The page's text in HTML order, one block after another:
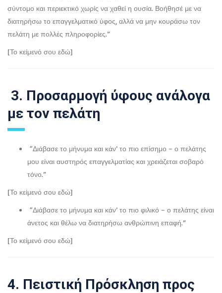
σύντομο και περιεκτικό χωρίς να χαθεί η ουσία. Βοήθησέ με να
διατηρήσω το επαγγελματικό ύφος, αλλά να μην κουράσω τον
πελάτη με πολλές πληροφορίες.”
[Το κείμενό σου εδώ]
3. Προσαρμογή ύφους ανάλογα
με τον πελάτη
“Διάβασε το μήνυμα και κάν’ το πιο επίσημο – ο πελάτης
μου είναι αυστηρός επαγγελματίας και χρειάζεται σοβαρό
τόνο.”
[Το κείμενό σου εδώ]
“Διάβασε το μήνυμα και κάν’ το πιο φιλικό – ο πελάτης είναι
άνετος και θέλω να διατηρήσω ανθρώπινη επαφή.”
[Το κείμενό σου εδώ]
4. Πειστική Πρόσκληση προς